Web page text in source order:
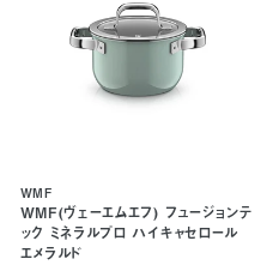
WMF(ヴェーエムエフ) フュージョンテ
ック ミネラルプロ ハイキャセロール
エメラルド
WMF